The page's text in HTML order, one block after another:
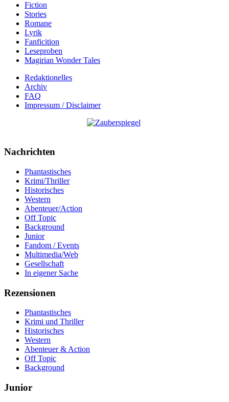
Fiction
Stories
Romane
Lyrik
Fanficition
Leseproben
Magirian Wonder Tales
Redaktionelles
Archiv
FAQ
Impressum / Disclaimer
Nachrichten
Phantastisches
Krimi/Thriller
Historisches
Western
Abenteuer/Action
Off Topic
Background
Junior
Fandom / Events
Multimedia/Web
Gesellschaft
In eigener Sache
Rezensionen
Phantastisches
Krimi und Thriller
Historisches
Western
Abenteuer & Action
Off Topic
Background
Junior